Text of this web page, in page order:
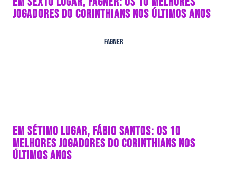
JOGADORES DO CORINTHIANS NOS ÚLTIMOS ANOS
Fagner
EM SÉTIMO LUGAR, FÁBIO SANTOS: OS 10
MELHORES JOGADORES DO CORINTHIANS NOS
ÚLTIMOS ANOS